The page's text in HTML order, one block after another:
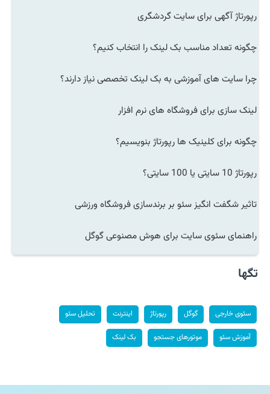
رپورتاژ آگهی برای سایت گردشگری
چگونه تعداد مناسب بک لینک را انتخاب کنیم؟
چرا سایت های آموزشی به بک لینک تخصصی نیاز دارند؟
لینک سازی برای فروشگاه های نرم افزار
چگونه برای کلینیک ها رپورتاژ بنویسیم؟
رپورتاژ 10 سایتی یا 100 سایتی؟
تاثیر شگفت انگیز سئو بر برندسازی فروشگاه ورزشی
راهنمای سئوی سایت برای هوش مصنوعی گوگل
تگها
سئوی خارجی گوگل رپورتاژ اینترنت تحلیل سئو
آموزش سئو موتورهای جستجو بک لینک